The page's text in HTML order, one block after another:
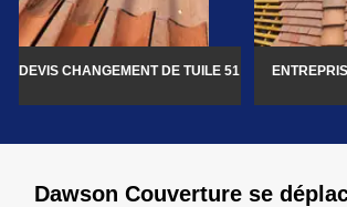
DEVIS CHANGEMENT DE TUILE 51
Dawson Couverture se